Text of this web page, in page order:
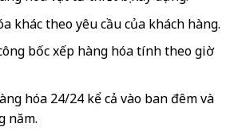
khác theo yêu cầu của khách hàng.
bốc xếp hàng hóa tính theo giờ
hóa 24/24 kể cả vào ban đêm và
năm.